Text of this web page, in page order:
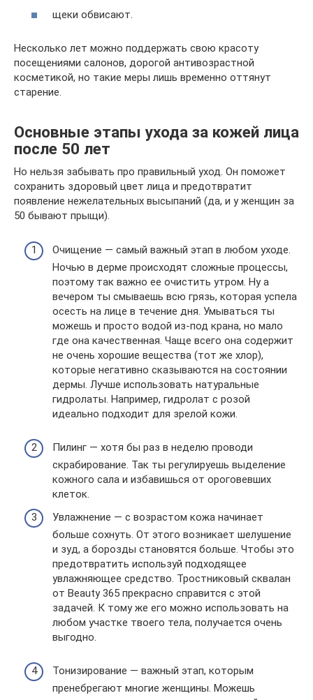
щеки обвисают.
Несколько лет можно поддержать свою красоту
посещениями салонов, дорогой антивозрастной
косметикой, но такие меры лишь временно оттянут
старение.
Основные этапы ухода за кожей лица
после 50 лет
Но нельзя забывать про правильный уход. Он поможет
сохранить здоровый цвет лица и предотвратит
появление нежелательных высыпаний (да, и у женщин за
50 бывают прыщи).
Очищение — самый важный этап в любом уходе.
Ночью в дерме происходят сложные процессы,
поэтому так важно ее очистить утром. Ну а
вечером ты смываешь всю грязь, которая успела
осесть на лице в течение дня. Умываться ты
можешь и просто водой из-под крана, но мало
где она качественная. Чаще всего она содержит
не очень хорошие вещества (тот же хлор),
которые негативно сказываются на состоянии
дермы. Лучше использовать натуральные
гидролаты. Например, гидролат с розой
идеально подходит для зрелой кожи.
Пилинг — хотя бы раз в неделю проводи
скрабирование. Так ты регулируешь выделение
кожного сала и избавишься от ороговевших
клеток.
Увлажнение — с возрастом кожа начинает
больше сохнуть. От этого возникает шелушение
и зуд, а борозды становятся больше. Чтобы это
предотвратить используй подходящее
увлажняющее средство. Тростниковый сквалан
от Beauty 365 прекрасно справится с этой
задачей. К тому же его можно использовать на
любом участке твоего тела, получается очень
выгодно.
Тонизирование — важный этап, которым
пренебрегают многие женщины. Можешь